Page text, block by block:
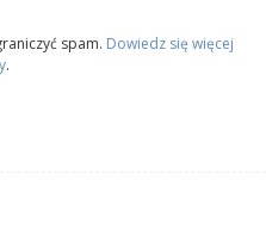
spam. Dowiedz się więcej
.